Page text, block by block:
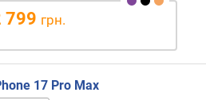
799 грн.
17 Pro Max